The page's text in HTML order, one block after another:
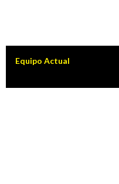
Equipo Actual